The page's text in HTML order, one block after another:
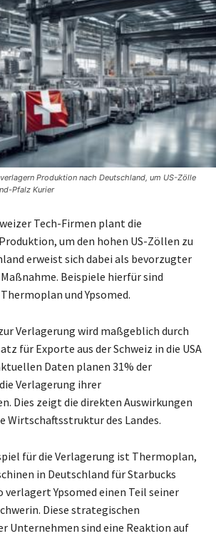
Produktion nach Deutschland, um US-Zölle
Pfalz Kurier
Tech-Firmen plant die
um den hohen US-Zöllen zu
erweist sich dabei als bevorzugter
Beispiele hierfür sind
und Ypsomed.
Verlagerung wird maßgeblich durch
für Exporte aus der Schweiz in die USA
Daten planen 31% der
Verlagerung ihrer
Dies zeigt die direkten Auswirkungen
Wirtschaftsstruktur des Landes.
für die Verlagerung ist Thermoplan,
in Deutschland für Starbucks
verlagert Ypsomed einen Teil seiner
Diese strategischen
Unternehmen sind eine Reaktion auf